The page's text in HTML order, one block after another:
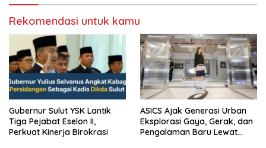
Rekomendasi untuk kamu
Gubernur Sulut YSK Lantik
Tiga Pejabat Eselon II,
Perkuat Kinerja Birokrasi
ASICS Ajak Generasi Urban
Eksplorasi Gaya, Gerak, dan
Pengalaman Baru Lewat